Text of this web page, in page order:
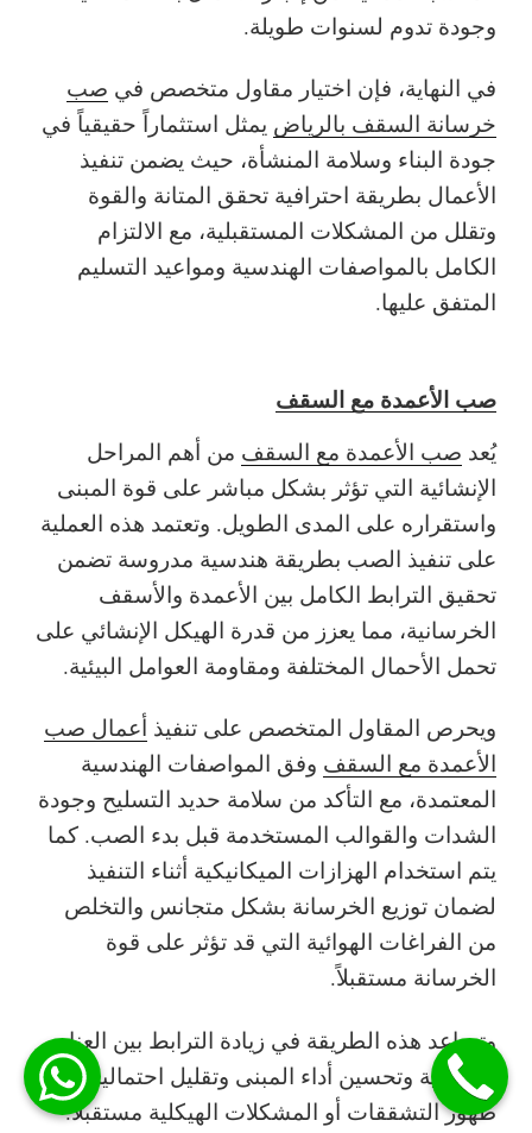
وجودة تدوم لسنوات طويلة.
في النهاية، فإن اختيار مقاول متخصص في صب
خرسانة السقف بالرياض يمثل استثماراً حقيقياً في
جودة البناء وسلامة المنشأة، حيث يضمن تنفيذ
الأعمال بطريقة احترافية تحقق المتانة والقوة
وتقلل من المشكلات المستقبلية، مع الالتزام
الكامل بالمواصفات الهندسية ومواعيد التسليم
المتفق عليها.
صب الأعمدة مع السقف
يُعد صب الأعمدة مع السقف من أهم المراحل
الإنشائية التي تؤثر بشكل مباشر على قوة المبنى
واستقراره على المدى الطويل. وتعتمد هذه العملية
على تنفيذ الصب بطريقة هندسية مدروسة تضمن
تحقيق الترابط الكامل بين الأعمدة والأسقف
الخرسانية، مما يعزز من قدرة الهيكل الإنشائي على
تحمل الأحمال المختلفة ومقاومة العوامل البيئية.
ويحرص المقاول المتخصص على تنفيذ أعمال صب
الأعمدة مع السقف وفق المواصفات الهندسية
المعتمدة، مع التأكد من سلامة حديد التسليح وجودة
الشدات والقوالب المستخدمة قبل بدء الصب. كما
يتم استخدام الهزازات الميكانيكية أثناء التنفيذ
لضمان توزيع الخرسانة بشكل متجانس والتخلص
من الفراغات الهوائية التي قد تؤثر على قوة
الخرسانة مستقبلاً.
وتساعد هذه الطريقة في زيادة الترابط بين العناصر
الإنشائية وتحسين أداء المبنى وتقليل احتمالية
ظهور التشققات أو المشكلات الهيكلية مستقبلاً.